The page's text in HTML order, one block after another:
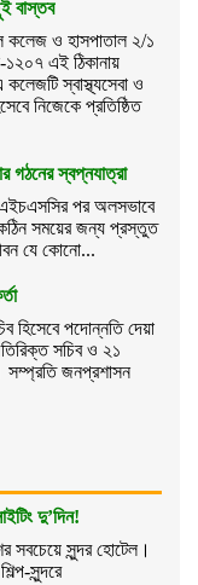
বাস্তব
কলেজ ও হাসপাতাল ২/১
১২০৭ এই ঠিকানায়
স্বাস্থ্যসেবা ও
নিজেকে প্রতিষ্ঠিত
গঠনের স্বপ্নযাত্রা
পর অলসভাবে
কঠিন সময়ের জন্য প্রস্তুত
যে কোনো...
হিসেবে পদোন্নতি দেয়া
সচিব ও ২১
সম্প্রতি জনপ্রশাসন
দু’দিন!
সবচেয়ে সুন্দর হোটেল।
সুন্দরে